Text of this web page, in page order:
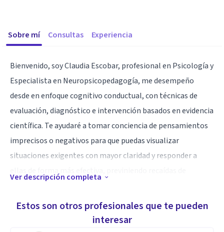
Sobre mí Consultas Experiencia
Bienvenido, soy Claudia Escobar, profesional en Psicología y
Especialista en Neuropsicopedagogía, me desempeño
desde en enfoque cognitivo conductual, con técnicas de
evaluación, diagnóstico e intervención basados en evidencia
científica. Te ayudaré a tomar conciencia de pensamientos
imprecisos o negativos para que puedas visualizar
situaciones exigentes con mayor claridad y responder a
emocionales y abordar la depresión, ansiedad, trastorno del
sueño, duelo, separación, autismo, obsesiones compulsivas,
Ver descripción completa
Estos son otros profesionales que te pueden
interesar